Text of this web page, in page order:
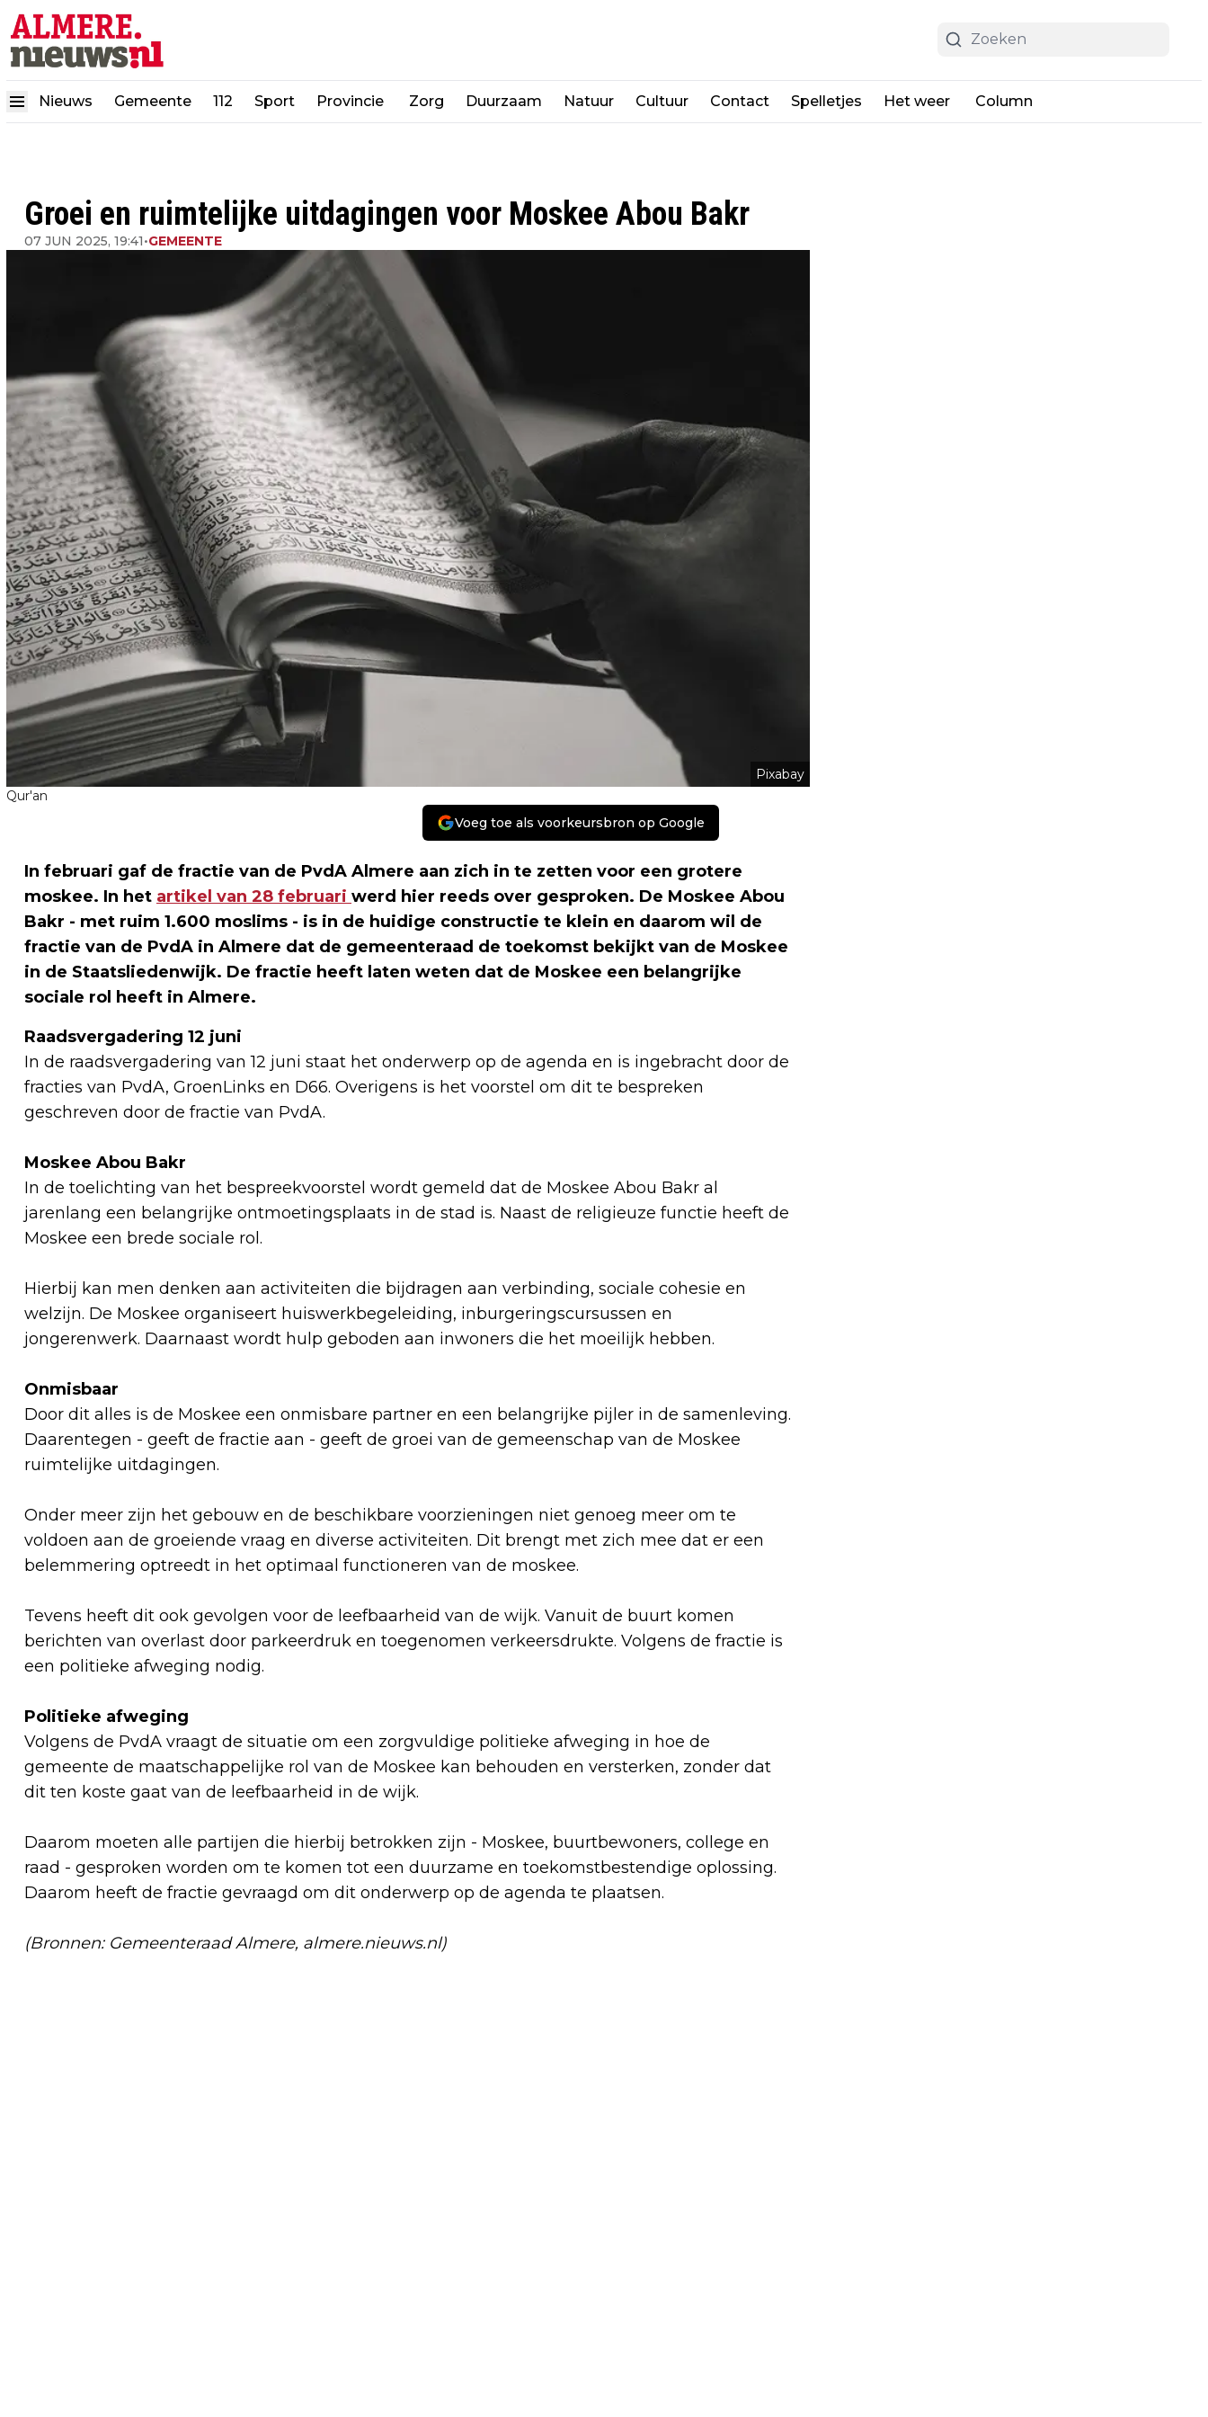
Nieuws Gemeente 112 Sport Provincie Zorg Duurzaam Natuur Cultuur Contact Spelletjes Het weer Column
Groei en ruimtelijke uitdagingen voor Moskee Abou Bakr
07 JUN 2025, 19:41•GEMEENTE
Pixabay
Qur'an
Voeg toe als voorkeursbron op Google
In februari gaf de fractie van de PvdA Almere aan zich in te zetten voor een grotere
moskee. In het artikel van 28 februari werd hier reeds over gesproken. De Moskee Abou
Bakr - met ruim 1.600 moslims - is in de huidige constructie te klein en daarom wil de
fractie van de PvdA in Almere dat de gemeenteraad de toekomst bekijkt van de Moskee
in de Staatsliedenwijk. De fractie heeft laten weten dat de Moskee een belangrijke
sociale rol heeft in Almere.
Raadsvergadering 12 juni
In de raadsvergadering van 12 juni staat het onderwerp op de agenda en is ingebracht door de
fracties van PvdA, GroenLinks en D66. Overigens is het voorstel om dit te bespreken
geschreven door de fractie van PvdA.
Moskee Abou Bakr
In de toelichting van het bespreekvoorstel wordt gemeld dat de Moskee Abou Bakr al
jarenlang een belangrijke ontmoetingsplaats in de stad is. Naast de religieuze functie heeft de
Moskee een brede sociale rol.
Hierbij kan men denken aan activiteiten die bijdragen aan verbinding, sociale cohesie en
welzijn. De Moskee organiseert huiswerkbegeleiding, inburgeringscursussen en
jongerenwerk. Daarnaast wordt hulp geboden aan inwoners die het moeilijk hebben.
Onmisbaar
Door dit alles is de Moskee een onmisbare partner en een belangrijke pijler in de samenleving.
Daarentegen - geeft de fractie aan - geeft de groei van de gemeenschap van de Moskee
ruimtelijke uitdagingen.
Onder meer zijn het gebouw en de beschikbare voorzieningen niet genoeg meer om te
voldoen aan de groeiende vraag en diverse activiteiten. Dit brengt met zich mee dat er een
belemmering optreedt in het optimaal functioneren van de moskee.
Tevens heeft dit ook gevolgen voor de leefbaarheid van de wijk. Vanuit de buurt komen
berichten van overlast door parkeerdruk en toegenomen verkeersdrukte. Volgens de fractie is
een politieke afweging nodig.
Politieke afweging
Volgens de PvdA vraagt de situatie om een zorgvuldige politieke afweging in hoe de
gemeente de maatschappelijke rol van de Moskee kan behouden en versterken, zonder dat
dit ten koste gaat van de leefbaarheid in de wijk.
Daarom moeten alle partijen die hierbij betrokken zijn - Moskee, buurtbewoners, college en
raad - gesproken worden om te komen tot een duurzame en toekomstbestendige oplossing.
Daarom heeft de fractie gevraagd om dit onderwerp op de agenda te plaatsen.
(Bronnen: Gemeenteraad Almere, almere.nieuws.nl)